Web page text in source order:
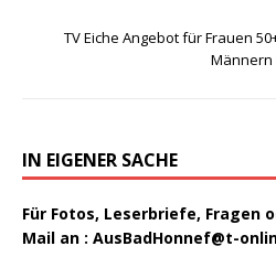
TV Eiche Angebot für Frauen
Männern
IN EIGENER SACHE
Für Fotos, Leserbriefe, Fragen
Mail an : AusBadHonnef@t-